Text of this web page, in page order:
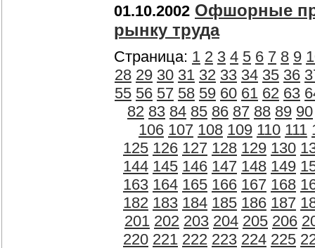
01.10.2002 Офшорные
рынку труда
Страница: 1 2 3 4 5 6 7 8 9
28 29 30 31 32 33 34 35 36
55 56 57 58 59 60 61 62 63
82 83 84 85 86 87 88 89 90
106 107 108 109 110 111
125 126 127 128 129 130
144 145 146 147 148 149
163 164 165 166 167 168
182 183 184 185 186 187
201 202 203 204 205 206
220 221 222 223 224 225